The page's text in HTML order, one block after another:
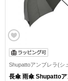
Shupattoアンブレラ(シ
長傘 雨傘 Shupattoア